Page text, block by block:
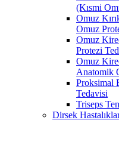
(Kısmi
Omuz
Omuz
Omuz
Protezi
Omuz
Anatomik
Proksimal
Tedavisi
Triseps
Dirsek